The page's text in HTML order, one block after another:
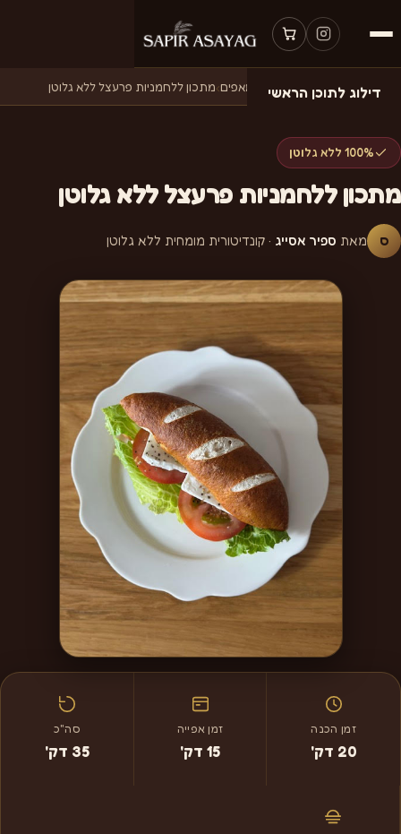
דילוג לתוכן הראשי
דף הבית›מתכונים ›מתכונים למאפים›מתכון ללחמניות פרעצל ללא גלוטן
100% ללא גלוטן
מתכון ללחמניות פרעצל ללא גלוטן
ס מאת ספיר אסייג · קונדיטורית מומחית ללא גלוטן
זמן הכנה
20 דק'
זמן אפייה
15 דק'
סה"כ
35 דק'